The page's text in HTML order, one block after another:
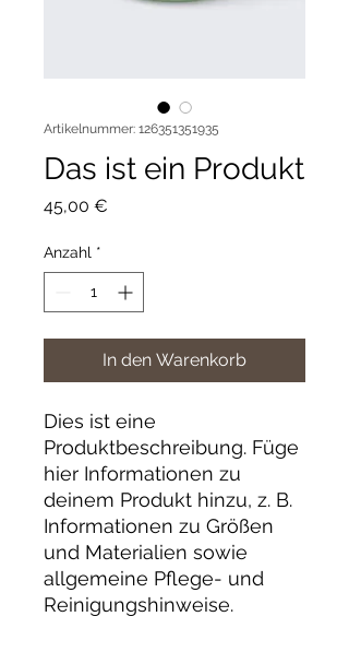
Artikelnummer: 126351351935
Das ist ein Produkt
45,00 €
Anzahl *
In den Warenkorb
Dies ist eine
Produktbeschreibung. Füge
hier Informationen zu
deinem Produkt hinzu, z. B.
Informationen zu Größen
und Materialien sowie
allgemeine Pflege- und
Reinigungshinweise.